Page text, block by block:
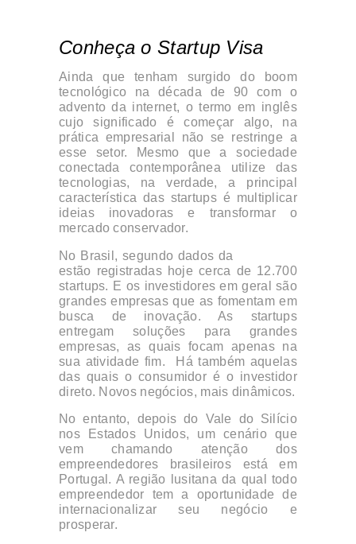
Conheça o Startup Visa
Ainda que tenham surgido do boom
tecnológico na década de 90 com o
advento da internet, o termo em inglês
cujo significado é começar algo, na
prática empresarial não se restringe a
esse setor. Mesmo que a sociedade
conectada contemporânea utilize das
tecnologias, na verdade, a principal
característica das startups é multiplicar
ideias inovadoras e transformar o
mercado conservador.
No Brasil, segundo dados da
estão registradas hoje cerca de 12.700
startups. E os investidores em geral são
grandes empresas que as fomentam em
busca de inovação. As startups
entregam soluções para grandes
empresas, as quais focam apenas na
sua atividade fim. Há também aquelas
das quais o consumidor é o investidor
direto. Novos negócios, mais dinâmicos.
No entanto, depois do Vale do Silício
nos Estados Unidos, um cenário que
vem chamando atenção dos
empreendedores brasileiros está em
Portugal. A região lusitana da qual todo
empreendedor tem a oportunidade de
internacionalizar seu negócio e
prosperar.